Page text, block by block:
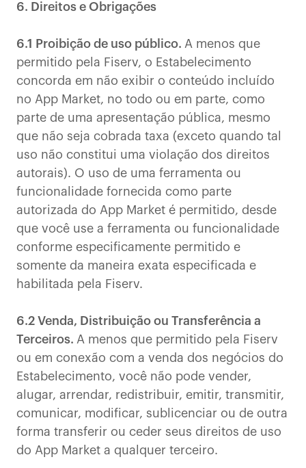
6. Direitos e Obrigações
6.1 Proibição de uso público. A menos que
permitido pela Fiserv, o Estabelecimento
concorda em não exibir o conteúdo incluído
no App Market, no todo ou em parte, como
parte de uma apresentação pública, mesmo
que não seja cobrada taxa (exceto quando tal
uso não constitui uma violação dos direitos
autorais). O uso de uma ferramenta ou
funcionalidade fornecida como parte
autorizada do App Market é permitido, desde
que você use a ferramenta ou funcionalidade
conforme especificamente permitido e
somente da maneira exata especificada e
habilitada pela Fiserv.
6.2 Venda, Distribuição ou Transferência a
Terceiros. A menos que permitido pela Fiserv
ou em conexão com a venda dos negócios do
Estabelecimento, você não pode vender,
alugar, arrendar, redistribuir, emitir, transmitir,
comunicar, modificar, sublicenciar ou de outra
forma transferir ou ceder seus direitos de uso
do App Market a qualquer terceiro.